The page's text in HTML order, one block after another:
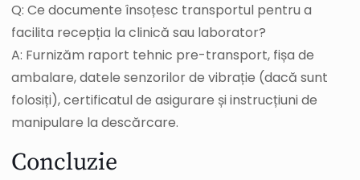
Q: Ce documente însoțesc transportul pentru a
facilita recepția la clinică sau laborator?
A: Furnizăm raport tehnic pre-transport, fișa de
ambalare, datele senzorilor de vibrație (dacă sunt
folosiți), certificatul de asigurare și instrucțiuni de
manipulare la descărcare.
Concluzie